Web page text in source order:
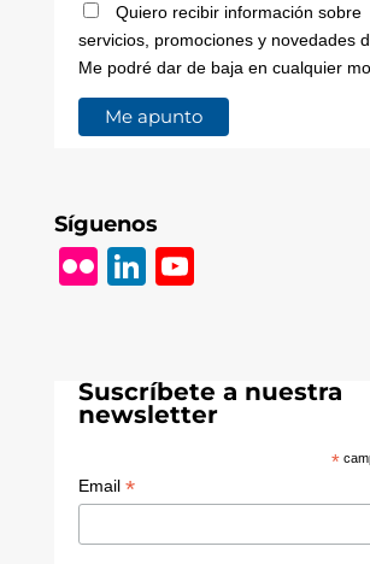
Quiero recibir información sobre
servicios, promociones y novedades
Me podré dar de baja en cualquier
Síguenos
Fl
r
Li
e
dI
Y
T
u
e
C
Suscríbete a nuestra
newsletter
*
Email *